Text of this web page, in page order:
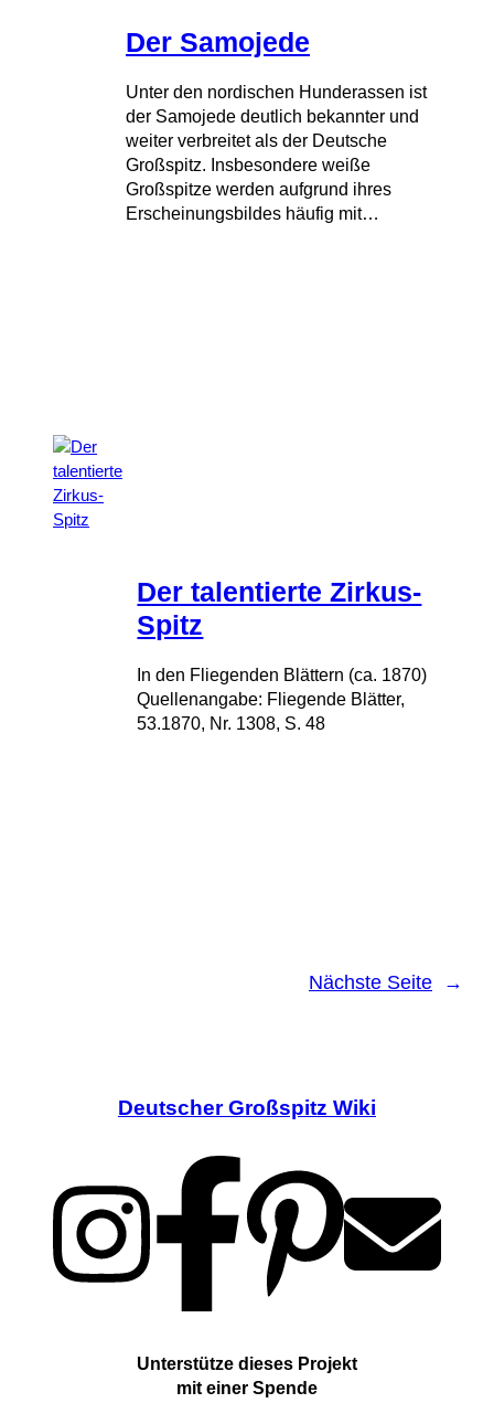
Der Samojede
Unter den nordischen Hunderassen ist
der Samojede deutlich bekannter und
weiter verbreitet als der Deutsche
Großspitz. Insbesondere weiße
Großspitze werden aufgrund ihres
Erscheinungsbildes häufig mit…
Der talentierte Zirkus-
Spitz
In den Fliegenden Blättern (ca. 1870)
Quellenangabe: Fliegende Blätter,
53.1870, Nr. 1308, S. 48
Nächste Seite →
Deutscher Großspitz Wiki
Unterstütze dieses Projekt
mit einer Spende